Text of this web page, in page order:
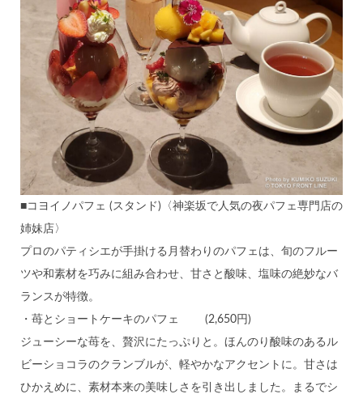
■コヨイノパフェ (スタンド)〈神楽坂で人気の夜パフェ専門店の
姉妹店〉
プロのパティシエが手掛ける月替わりのパフェは、旬のフルー
ツや和素材を巧みに組み合わせ、甘さと酸味、塩味の絶妙なバ
ランスが特徴。
・苺とショートケーキのパフェ (2,650円)
ジューシーな苺を、贅沢にたっぷりと。ほんのり酸味のあるル
ビーショコラのクランブルが、軽やかなアクセントに。甘さは
ひかえめに、素材本来の美味しさを引き出しました。まるでシ